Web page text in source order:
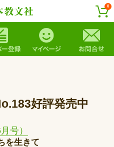
0
好評発売中
号）
を生きて